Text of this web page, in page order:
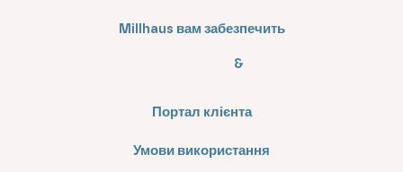
Millhaus вам забезпечить
&
Портал клієнта
Умови використання